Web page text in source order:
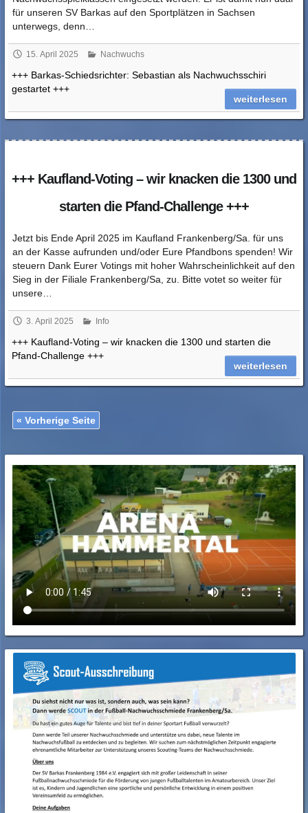
für unseren SV Barkas auf den Sportplätzen in Sachsen
unterwegs, denn…
15. April 2025 Nachwuchs
+++ Barkas-Schiedsrichter: Sebastian als Nachwuchsschiri
gestartet +++
weiterlesen
+++ Kaufland-Voting – wir knacken die 1300 und
starten die Pfand-Challenge +++
Jetzt bis Ende April 2025 im Kaufland Frankenberg/Sa. für uns
an der Kasse aufrunden und/oder Eure Pfandbons spenden! Wir
steuern Dank Eurer Votings mit hoher Wahrscheinlichkeit auf den
Sieg in der Filiale Frankenberg/Sa, zu. Bitte votet so weiter für
unsere…
3. April 2025 Info
+++ Kaufland-Voting – wir knacken die 1300 und starten die
Pfand-Challenge +++
weiterlesen
« Vorherige Seite